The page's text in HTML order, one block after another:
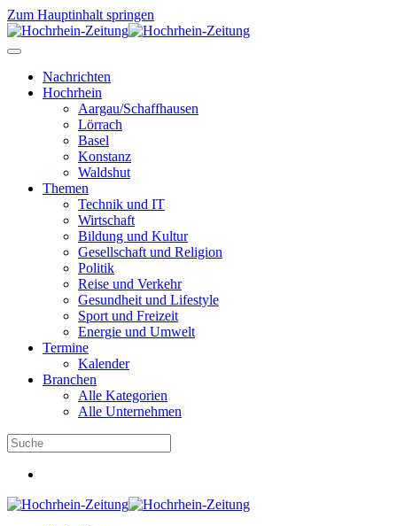
Zum Hauptinhalt springen
Nachrichten
Hochrhein
Aargau/Schaffhausen
Lörrach
Basel
Konstanz
Waldshut
Themen
Technik und IT
Wirtschaft
Bildung und Kultur
Gesellschaft und Religion
Politik
Reise und Verkehr
Gesundheit und Lifestyle
Sport und Freizeit
Energie und Umwelt
Termine
Kalender
Branchen
Alle Kategorien
Alle Unternehmen